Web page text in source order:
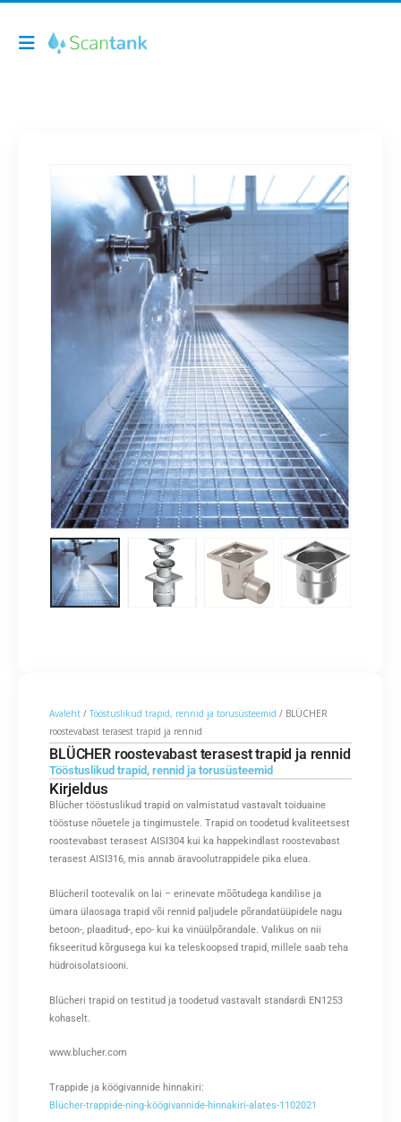
Avaleht / Tööstuslikud trapid, rennid ja torusüsteemid / BLÜCHER
roostevabast terasest trapid ja rennid
BLÜCHER roostevabast terasest trapid ja rennid
Tööstuslikud trapid, rennid ja torusüsteemid
Kirjeldus
Blücher tööstuslikud trapid on valmistatud vastavalt toiduaine
tööstuse nõuetele ja tingimustele. Trapid on toodetud kvaliteetsest
roostevabast terasest AISI304 kui ka happekindlast roostevabast
terasest AISI316, mis annab äravoolutrappidele pika eluea.
Blücheril tootevalik on lai – erinevate mõõtudega kandilise ja
ümara ülaosaga trapid või rennid paljudele põrandatüüpidele nagu
betoon-, plaaditud-, epo- kui ka vinüülpõrandale. Valikus on nii
fikseeritud kõrgusega kui ka teleskoopsed trapid, millele saab teha
hüdroisolatsiooni.
Blücheri trapid on testitud ja toodetud vastavalt standardi EN1253
kohaselt.
www.blucher.com
Trappide ja köögivannide hinnakiri:
Blücher-trappide-ning-köögivannide-hinnakiri-alates-1102021